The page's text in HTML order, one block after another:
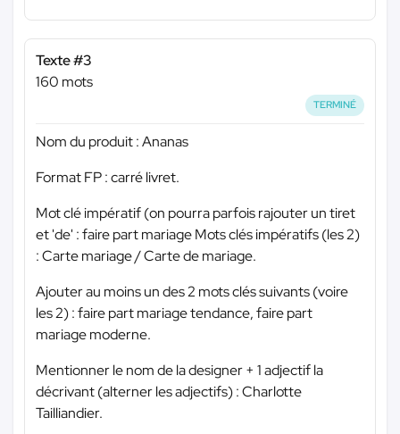
Texte #3
160 mots
TERMINÉ
Nom du produit : Ananas
Format FP : carré livret.
Mot clé impératif (on pourra parfois rajouter un tiret
et 'de' : faire part mariage Mots clés impératifs (les 2)
: Carte mariage / Carte de mariage.
Ajouter au moins un des 2 mots clés suivants (voire
les 2) : faire part mariage tendance, faire part
mariage moderne.
Mentionner le nom de la designer + 1 adjectif la
décrivant (alterner les adjectifs) : Charlotte
Tailliandier.